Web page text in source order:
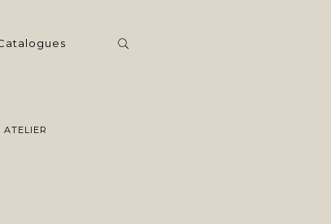
ATELIER